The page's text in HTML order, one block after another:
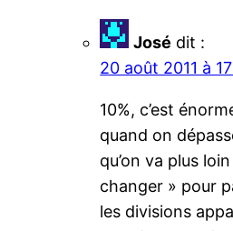
José dit :
20 août 2011 à
10%, c’est
quand on
qu’on va plus
changer » pour
les divisions